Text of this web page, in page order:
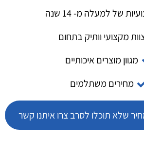
של למעלה מ- 14 שנה
מקצועי וותיק בתחום
מגוון מוצרים איכותיים
מחירים משתלמים
שלא תוכלו לסרב צרו איתנו קשר